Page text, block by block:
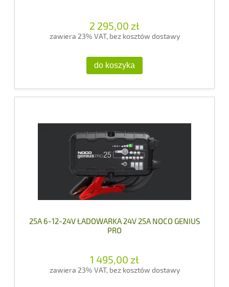
2 295,00 zł
zawiera 23% VAT, bez kosztów dostawy
do koszyka
25A 6-12-24V ŁADOWARKA 24V 25A NOCO GENIUS
PRO
1 495,00 zł
zawiera 23% VAT, bez kosztów dostawy